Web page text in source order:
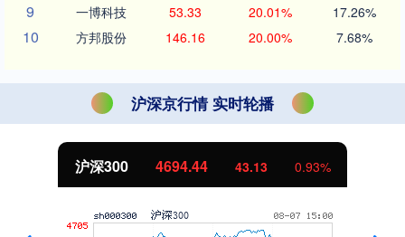
9 一博科技 53.33 20.01% 17.26%
10 方邦股份 146.16 20.00% 7.68%
沪深京行情 实时轮播
沪深300 4694.44 43.13 0.93%